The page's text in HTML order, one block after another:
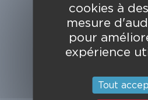
C.S. 80123
31772
Contactez-
cookies à
mesure
pour
expérience
Tout